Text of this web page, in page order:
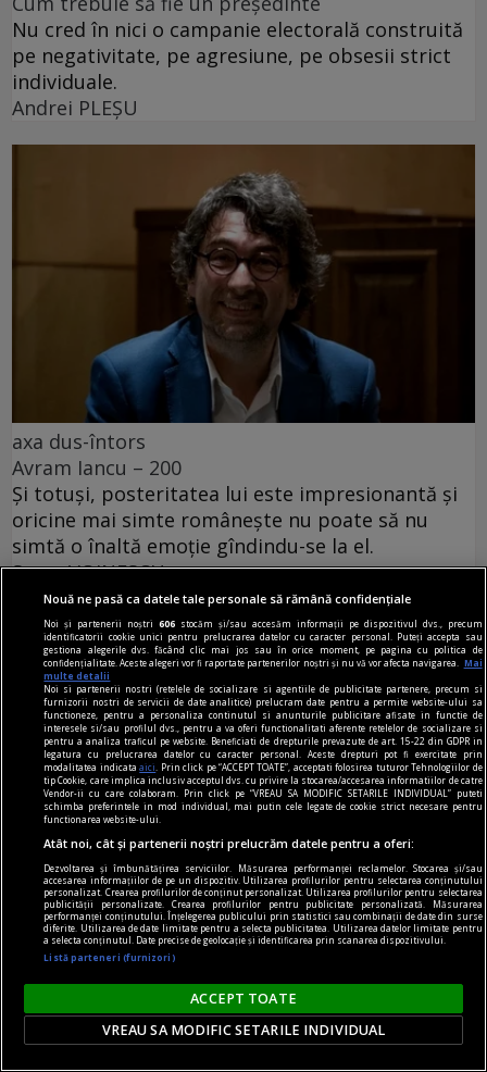
Nu cred în nici o campanie electorală construită
pe negativitate, pe agresiune, pe obsesii strict
individuale.
Andrei PLEŞU
axa dus-întors
Avram Iancu – 200
Și totuși, posteritatea lui este impresionantă și
oricine mai simte românește nu poate să nu
simtă o înaltă emoție gîndindu-se la el.
Sever VOINESCU
accent pe istorie
Lech Walesa, din istorie și din prezent
Stocul pare limitat, istoria continuă.
Mihaela SIMINA
Nouă ne pasă ca datele tale personale să rămână confidențiale
Noi și partenerii noștri606 stocăm și/sau accesăm informații pe dispozitivul dvs., precum
identificatorii cookie unici pentru prelucrarea datelor cu caracter personal. Puteți accepta sau
gestiona alegerile dvs. făcând clic mai jos sau în orice moment, pe pagina cu politica de
confidențialitate. Aceste alegeri vor fi raportate partenerilor noștri și nu vă vor afecta navigarea.
Mai
multe detalii
Noi si partenerii nostri (retelele de socializare si agentiile de publicitate partenere, precum si
furnizorii nostri de servicii de date analitice) prelucram date pentru a permite website-ului sa
functioneze, pentru a personaliza continutul si anunturile publicitare afisate in functie de
interesele si/sau profilul dvs., pentru a va oferi functionalitati aferente retelelor de socializare si
pentru a analiza traficul pe website. Beneficiati de drepturile prevazute de art. 15-22 din GDPR in
legatura cu prelucrarea datelor cu caracter personal. Aceste drepturi pot fi exercitate prin
modalitatea indicataaici
. Prin click pe “ACCEPT TOATE”, acceptati folosirea tuturor Tehnologiilor de
tip Cookie, care implica inclusiv acceptul dvs. cu privire la stocarea/accesarea informatiilor de catre
Vendor-ii cu care colaboram. Prin click pe “VREAU SA MODIFIC SETARILE INDIVIDUAL” puteti
schimba preferintele in mod individual, mai putin cele legate de cookie strict necesare pentru
functionarea website-ului.
Atât noi, cât și partenerii noștri prelucrăm datele pentru a oferi:
Dezvoltarea și îmbunătățirea serviciilor. Măsurarea performanței reclamelor. Stocarea și/sau
accesarea informațiilor de pe un dispozitiv. Utilizarea profilurilor pentru selectarea conținutului
personalizat. Crearea profilurilor de conținut personalizat. Utilizarea profilurilor pentru selectarea
publicității personalizate. Crearea profilurilor pentru publicitate personalizată. Măsurarea
performanței conținutului. Înțelegerea publicului prin statistici sau combinații de date din surse
diferite. Utilizarea de date limitate pentru a selecta publicitatea. Utilizarea datelor limitate pentru
a selecta conținutul. Date precise de geolocație și identificarea prin scanarea dispozitivului.
Listă parteneri (furnizori)
ACCEPT TOATE
VREAU SA MODIFIC SETARILE INDIVIDUAL